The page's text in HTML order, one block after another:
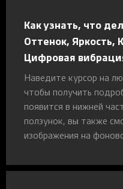
Как узнать, что
Оттенок, Яркость,
Цифровая
Наведите курсор на
чтобы получить
появится в нижней
ползунок, вы также
изображения на